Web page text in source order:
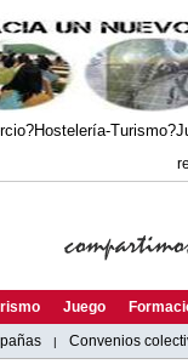
Juego
| Convenios